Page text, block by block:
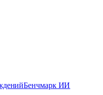
Бенчмарк ИИ